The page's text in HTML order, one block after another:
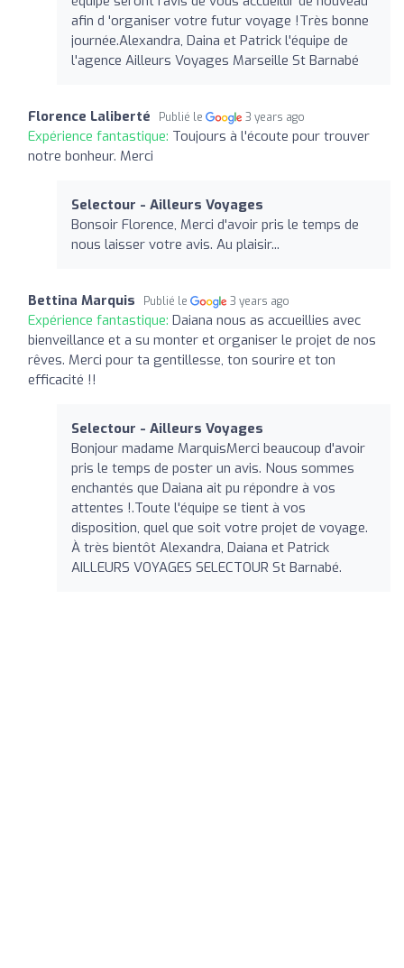
afin d 'organiser votre futur voyage !Très bonne
journée.Alexandra, Daina et Patrick l'équipe de
l'agence Ailleurs Voyages Marseille St Barnabé
Florence Laliberté Publié le 3 years ago
Expérience fantastique: Toujours à l'écoute pour trouver
notre bonheur. Merci
Selectour - Ailleurs Voyages
Bonsoir Florence, Merci d'avoir pris le temps de
nous laisser votre avis. Au plaisir...
Bettina Marquis Publié le 3 years ago
Expérience fantastique: Daiana nous as accueillies avec
bienveillance et a su monter et organiser le projet de nos
rêves. Merci pour ta gentillesse, ton sourire et ton
efficacité !!
Selectour - Ailleurs Voyages
Bonjour madame MarquisMerci beaucoup d'avoir
pris le temps de poster un avis. Nous sommes
enchantés que Daiana ait pu répondre à vos
attentes !.Toute l'équipe se tient à vos
disposition, quel que soit votre projet de voyage.
À très bientôt Alexandra, Daiana et Patrick
AILLEURS VOYAGES SELECTOUR St Barnabé.